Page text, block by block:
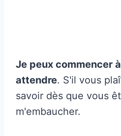
Je peux commencer
attendre. S'il vous
savoir dès que vous
m'embaucher.